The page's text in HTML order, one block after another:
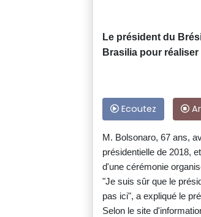
Le président du
Brasilia pour
Ecoutez
M. Bolsonaro, 67 ans,
présidentielle de 2018,
d'une cérémonie
"Je suis sûr que le
pas ici", a expliqué le
Selon le site